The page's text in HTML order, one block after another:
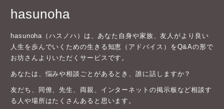
hasunoha
hasunoha（ハスノハ）は、あなた自身や家族、友人がより良い
人生を歩んでいくための生きる知恵（アドバイス）をQ&Aの形で
お坊さんよりいただくサービスです。
あなたは、悩みや相談ごとがあるとき、誰に話しますか？
友だち、同僚、先生、両親、インターネットの掲示板など相談す
る人や場所はたくさんあると思います。